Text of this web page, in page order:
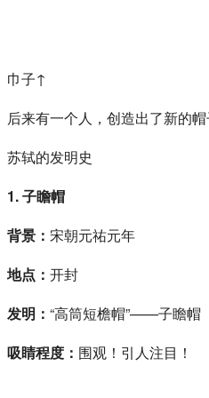
巾子↑
后来有一个人，创造出了新的
苏轼的发明史
1. 子瞻帽
背景： 宋朝元祐元年
地点： 开封
发明： “高筒短檐帽”——子瞻帽
吸睛程度： 围观！引人注目！